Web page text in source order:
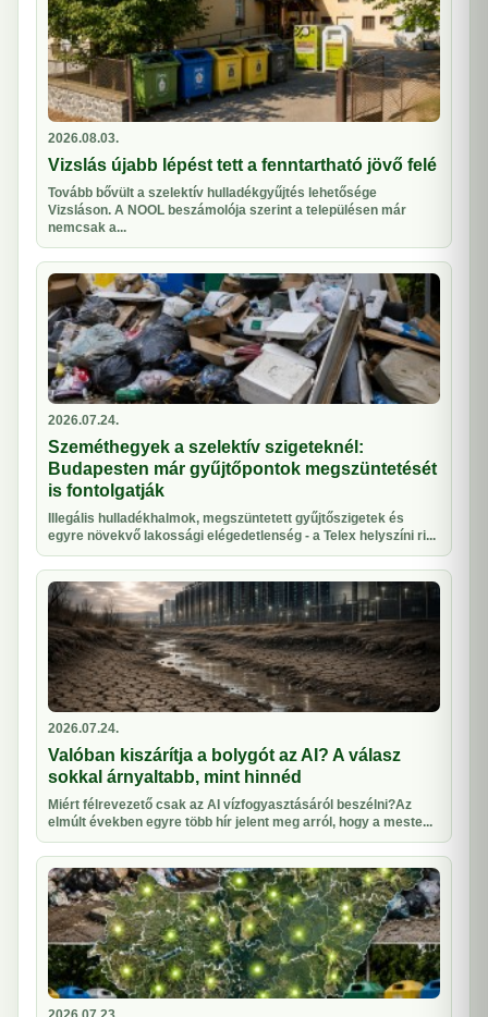
2026.08.03.
Vizslás újabb lépést tett a fenntartható jövő felé
Tovább bővült a szelektív hulladékgyűjtés lehetősége
Vizsláson. A NOOL beszámolója szerint a településen már
nemcsak a...
2026.07.24.
Szeméthegyek a szelektív szigeteknél:
Budapesten már gyűjtőpontok megszüntetését
is fontolgatják
Illegális hulladékhalmok, megszüntetett gyűjtőszigetek és
egyre növekvő lakossági elégedetlenség - a Telex helyszíni ri...
2026.07.24.
Valóban kiszárítja a bolygót az AI? A válasz
sokkal árnyaltabb, mint hinnéd
Miért félrevezető csak az AI vízfogyasztásáról beszélni?Az
elmúlt években egyre több hír jelent meg arról, hogy a meste...